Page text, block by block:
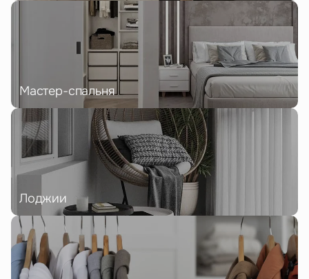
Мастер-спальня
Лоджии